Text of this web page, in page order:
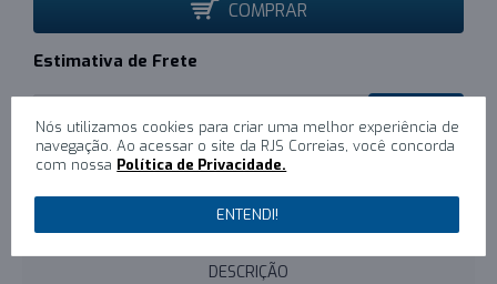
COMPRAR
Estimativa de Frete
Escreva um comentário
DESCRIÇÃO
Nós utilizamos cookies para criar uma melhor experiência de
navegação. Ao acessar o site da RJS Correias, você concorda
com nossa Política de Privacidade.
ENTENDI!